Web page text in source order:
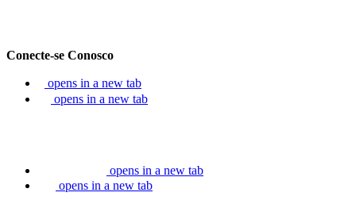
Conecte-se Conosco
opens in a new tab
opens in a new tab
opens in a new tab
opens in a new tab